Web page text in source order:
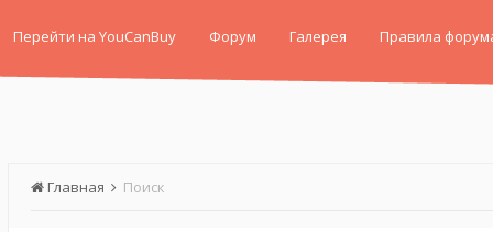
Перейти на YouCanBuy Форум Галерея Правила
Главная Поиск